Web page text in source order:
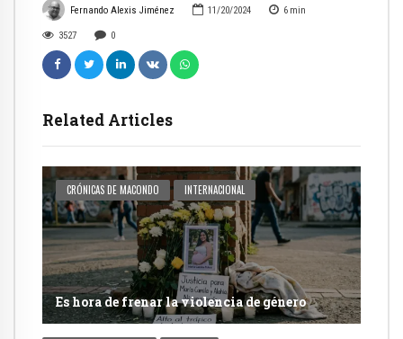
Fernando Alexis Jiménez 11/20/2024 6 min
3527 0
Related Articles
CRÓNICAS DE MACONDO INTERNACIONAL
Es hora de frenar la violencia de género